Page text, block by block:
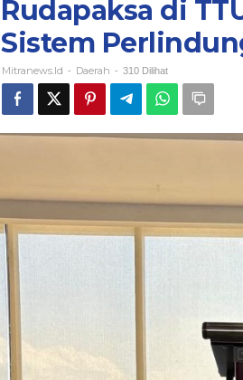
Korban
Rudapaksa
di
TTU
Jadi
Alarm
Kegagalan
Sistem
Rudapaksa di
Sistem
Mitranews.id - Daerah - 310 Dilihat